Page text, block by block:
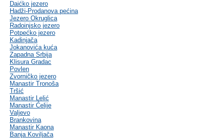
Daićko jezero
Hadži-Prodanova pećina
Jezero Okruglica
Radoinjsko jezero
Potpećko jezero
Kadinjača
Jokanovića kuća
Zapadna Srbija
Klisura Gradac
Povlen
Zvorničko jezero
Manastir Tronoša
Tršić
Manastir Lelić
Manastir Ćelije
Valjevo
Brankovina
Manastir Kaona
Banja Koviljača